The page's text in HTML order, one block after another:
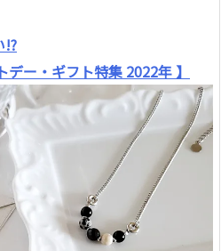
!?
ー・ギフト特集 2022年 】